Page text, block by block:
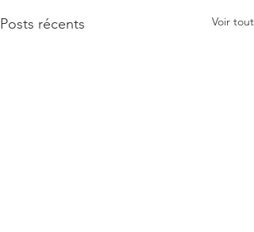
Posts récents Voir tout